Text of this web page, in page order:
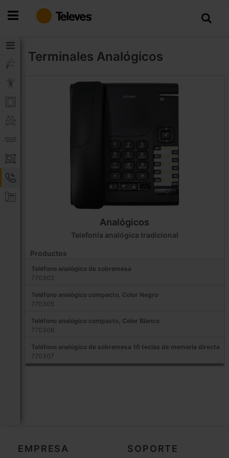
al
Terminales Analógicos
Analógicos
Telefonía analógica tradicional
Productos
Teléfono analógico de sobremesa
770302
Teléfono analógico compacto, Color Negro
770305
Teléfono analógico compacto, Color Blanco
770306
Teléfono analógico de sobremesa 10 teclas de memoria directa
770307
EMPRESA SOPORTE